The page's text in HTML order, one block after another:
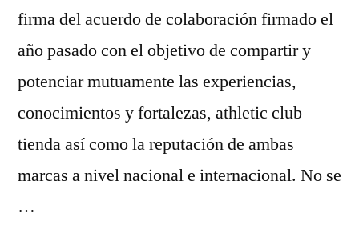
firma del acuerdo de colaboración firmado el
año pasado con el objetivo de compartir y
potenciar mutuamente las experiencias,
conocimientos y fortalezas, athletic club
tienda así como la reputación de ambas
marcas a nivel nacional e internacional. No se
…